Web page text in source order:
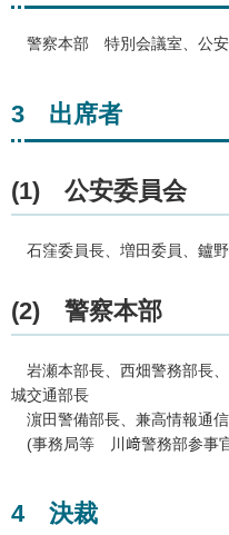
警察本部 特別会議室、公
3 出席者
(1) 公安委員会
石窪委員長、増田委員、鑪
(2) 警察本部
岩瀬本部長、西畑警務部長
城交通部長
濵田警備部長、兼高情報通
(事務局等 川 﨑警務部参事
4 決裁